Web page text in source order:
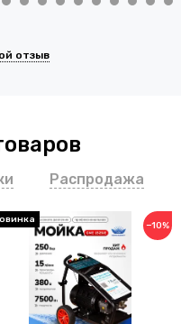
отзыв
Распродажа
−10%